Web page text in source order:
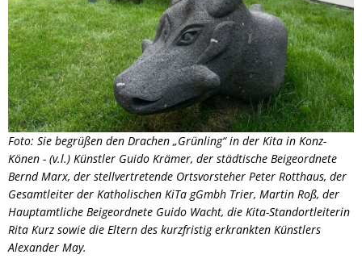
Foto: Sie begrüßen den Drachen „Grünling“ in der Kita in Konz-
Könen - (v.l.) Künstler Guido Krämer, der städtische Beigeordnete
Bernd Marx, der stellvertretende Ortsvorsteher Peter Rotthaus, der
Gesamtleiter der Katholischen KiTa gGmbh Trier, Martin Roß, der
Hauptamtliche Beigeordnete Guido Wacht, die Kita-Standortleiterin
Rita Kurz sowie die Eltern des kurzfristig erkrankten Künstlers
Alexander May.